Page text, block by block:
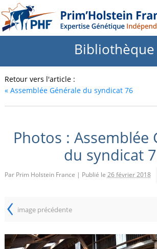
Bibliothèque
Retour vers l'article :
«Assemblée Générale du syndicat 76
Photos : Assemblée
du syndicat
Par Prim Holstein France | Publié le 26 février 2018
‹ image précédente